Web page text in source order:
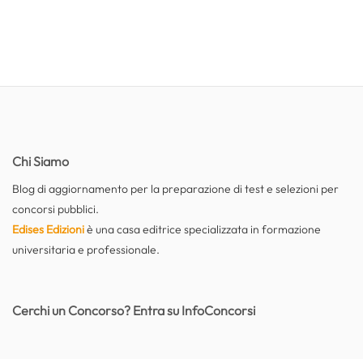
Chi Siamo
Blog di aggiornamento per la preparazione di test e selezioni per
concorsi pubblici.
Edises Edizioniè una casa editrice specializzata in formazione
universitaria e professionale.
Cerchi un Concorso? Entra su InfoConcorsi